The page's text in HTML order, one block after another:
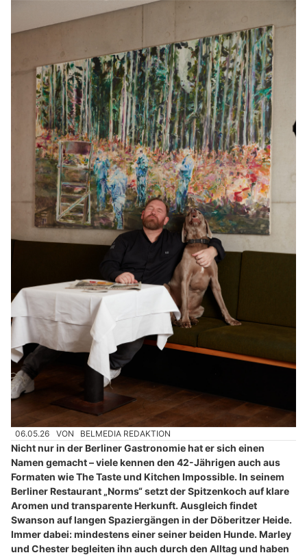
06.05.26 VON BELMEDIA REDAKTION
Nicht nur in der Berliner Gastronomie hat er sich einen
Namen gemacht – viele kennen den 42-Jährigen auch aus
Formaten wie The Taste und Kitchen Impossible. In seinem
Berliner Restaurant „Norms“ setzt der Spitzenkoch auf klare
Aromen und transparente Herkunft. Ausgleich findet
Swanson auf langen Spaziergängen in der Döberitzer Heide.
Immer dabei: mindestens einer seiner beiden Hunde. Marley
und Chester begleiten ihn auch durch den Alltag und haben